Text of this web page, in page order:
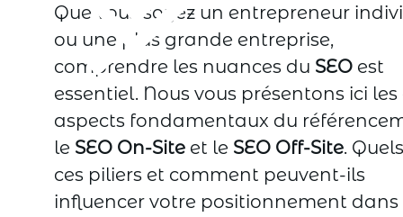
Que vous soyez un entrepreneur
ou une plus grande entreprise,
comprendre les nuances du SEO est
essentiel. Nous vous présentons ici les
aspects fondamentaux du
le SEO On-Site et le SEO Off-Site.
ces piliers et comment peuvent-ils
influencer votre positionnement dans